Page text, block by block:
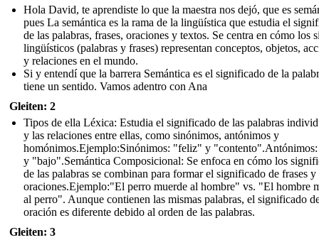
Hola David, te aprendiste lo que la maestra nos dejó, que es
pues La semántica es la rama de la lingüística que estudia el
de las palabras, frases, oraciones y textos. Se centra en cómo los
lingüísticos (palabras y frases) representan conceptos, objetos,
y relaciones en el mundo.
Si y entendí que la barrera Semántica es el significado de la
tiene un sentido. Vamos adentro con Ana
Gleiten: 2
Tipos de ella Léxica: Estudia el significado de las palabras
y las relaciones entre ellas, como sinónimos, antónimos y
homónimos.Ejemplo:Sinónimos: "feliz" y
y "bajo".Semántica Composicional: Se enfoca en cómo los
de las palabras se combinan para formar el significado de frases y
oraciones.Ejemplo:"El perro muerde al hombre" vs. "El hombre
al perro". Aunque contienen las mismas palabras, el significado
oración es diferente debido al orden de las palabras.
Gleiten: 3